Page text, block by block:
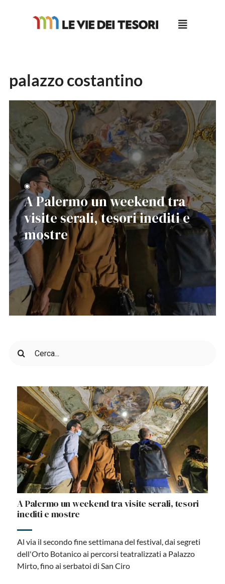
palazzo costantino
◉
A Palermo un weekend tra
visite serali, tesori inediti e
mostre
per:
A Palermo un weekend tra visite serali, tesori
inediti e mostre
Al via il secondo fine settimana del festival, dai segreti
dell'Orto Botanico ai percorsi teatralizzati a Palazzo
Mirto, fino ai serbatoi di San Ciro